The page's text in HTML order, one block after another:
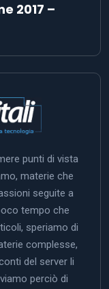
2017 –
punti di vista
materie che
seguite a
tempo che
speriamo di
complesse,
del server li
perciò di